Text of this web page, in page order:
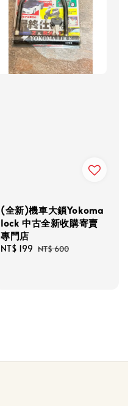
(全新)機車大鎖Yokoma
lock 中古全新收購寄賣
專門店
Sale
NT$ 199 Regular
NT$ 600